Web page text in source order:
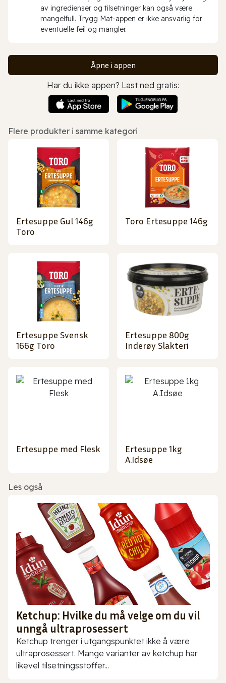
av ingredienser og tilsetninger kan også være
mangelfull. Trygg Mat-appen er ikke ansvarlig for
eventuelle feil og mangler.
Åpne i appen
Har du ikke appen? Last ned gratis:
Flere produkter i samme kategori
Ertesuppe Gul 146g
Toro
Toro Ertesuppe 146g
Ertesuppe Svensk
166g Toro
Ertesuppe 800g
Inderøy Slakteri
Ertesuppe med Flesk
Ertesuppe 1kg
A.Idsøe
Les også
Ketchup: Hvilke du må velge om du vil
unngå ultraprosessert
Ketchup trenger i utgangspunktet ikke å være
ultraprosessert. Mange varianter av ketchup har
likevel tilsetningsstoffer...